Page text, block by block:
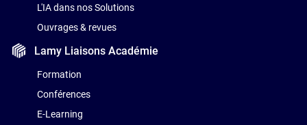
L'IA dans nos Solutions
Ouvrages & revues
Lamy LiaisonsAcadémie
Formation
Conférences
E-Learning